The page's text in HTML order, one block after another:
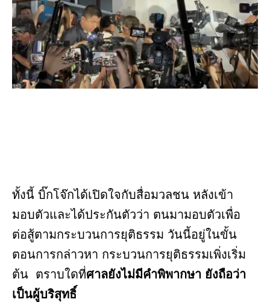
ทั้งนี้ บิ๊กโจ๊กได้เปิดใจกับสื่อมวลชน หลังเข้า
มอบตัวและได้ประกันตัวว่า ตนมามอบตัวเพื่อ
ต่อสู้ตามกระบวนการยุติธรรม วันนี้อยู่ในขั้น
ตอนการกล่าวหา กระบวนการยุติธรรมเพิ่งเริ่ม
ต้น ตราบใดที่ศาลยังไม่มีคำพิพากษา ยังถือว่า
เป็นผู้บริสุทธิ์